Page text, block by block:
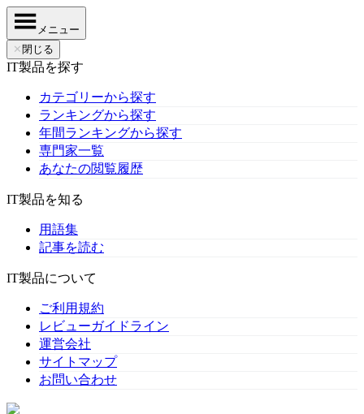
メニュー
✕ 閉じる
IT製品を探す
カテゴリーから探す
ランキングから探す
年間ランキングから探す
専門家一覧
あなたの閲覧履歴
IT製品を知る
用語集
記事を読む
IT製品について
ご利用規約
レビューガイドライン
運営会社
サイトマップ
お問い合わせ